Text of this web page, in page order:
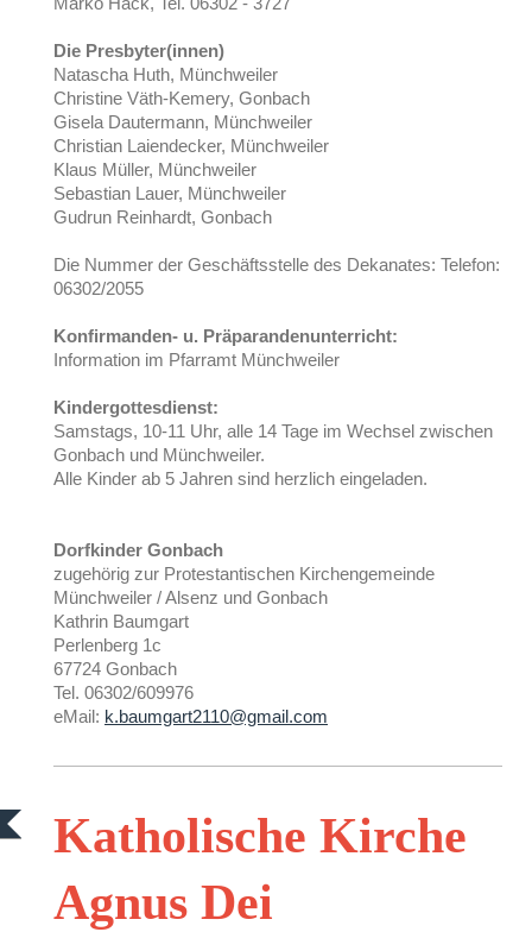
Die Presbyter(innen)
Natascha Huth, Münchweiler
Christine Väth-Kemery, Gonbach
Gisela Dautermann, Münchweiler
Christian Laiendecker, Münchweiler
Klaus Müller, Münchweiler
Sebastian Lauer, Münchweiler
Gudrun Reinhardt, Gonbach
Die Nummer der Geschäftsstelle des Dekanates: Telefon:
06302/2055
Konfirmanden- u. Präparandenunterricht:
Information im Pfarramt Münchweiler
Kindergottesdienst:
Samstags, 10-11 Uhr, alle 14 Tage im Wechsel zwischen
Gonbach und Münchweiler.
Alle Kinder ab 5 Jahren sind herzlich eingeladen.
Dorfkinder Gonbach
zugehörig zur Protestantischen Kirchengemeinde
Münchweiler / Alsenz und Gonbach
Kathrin Baumgart
Perlenberg 1c
67724 Gonbach
Tel. 06302/609976
eMail: k.baumgart2110@gmail.com
Katholische Kirche
Agnus Dei